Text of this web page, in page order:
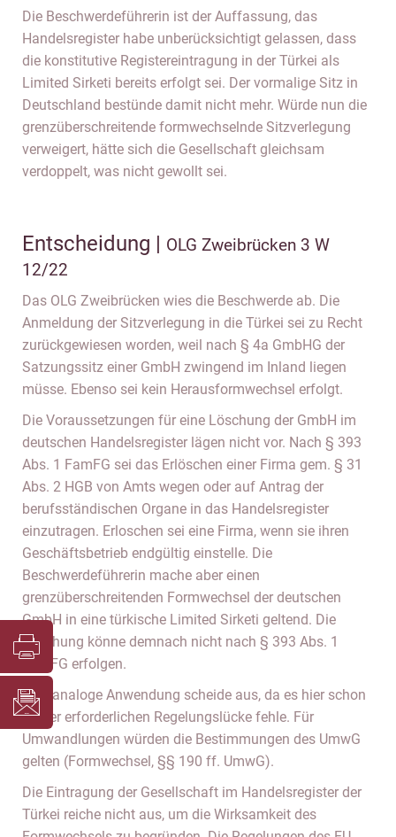
Die Beschwerdeführerin ist der Auffassung, das
Handelsregister habe unberücksichtigt gelassen, dass
die konstitutive Registereintragung in der Türkei als
Limited Sirketi bereits erfolgt sei. Der vormalige Sitz in
Deutschland bestünde damit nicht mehr. Würde nun die
grenzüberschreitende formwechselnde Sitzverlegung
verweigert, hätte sich die Gesellschaft gleichsam
verdoppelt, was nicht gewollt sei.
Entscheidung | OLG Zweibrücken 3 W
12/22
Das OLG Zweibrücken wies die Beschwerde ab. Die
Anmeldung der Sitzverlegung in die Türkei sei zu Recht
zurückgewiesen worden, weil nach § 4a GmbHG der
Satzungssitz einer GmbH zwingend im Inland liegen
müsse. Ebenso sei kein Herausformwechsel erfolgt.
Die Voraussetzungen für eine Löschung der GmbH im
deutschen Handelsregister lägen nicht vor. Nach § 393
Abs. 1 FamFG sei das Erlöschen einer Firma gem. § 31
Abs. 2 HGB von Amts wegen oder auf Antrag der
berufsständischen Organe in das Handelsregister
einzutragen. Erloschen sei eine Firma, wenn sie ihren
Geschäftsbetrieb endgültig einstelle. Die
Beschwerdeführerin mache aber einen
grenzüberschreitenden Formwechsel der deutschen
GmbH in eine türkische Limited Sirketi geltend. Die
Löschung könne demnach nicht nach § 393 Abs. 1
FamFG erfolgen.
Eine analoge Anwendung scheide aus, da es hier schon
an der erforderlichen Regelungslücke fehle. Für
Umwandlungen würden die Bestimmungen des UmwG
gelten (Formwechsel, §§ 190 ff. UmwG).
Die Eintragung der Gesellschaft im Handelsregister der
Türkei reiche nicht aus, um die Wirksamkeit des